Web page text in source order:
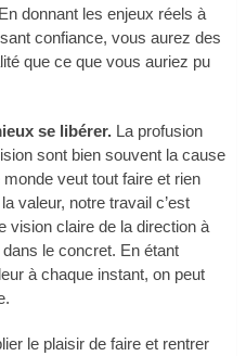
donnant les enjeux réels à
confiance, vous aurez des
que ce que vous auriez pu
se libérer.La profusion
sont bien souvent la cause
veut tout faire et rien
valeur, notre travail c’est
vision claire de la direction à
le concret. En étant
à chaque instant, on peut
le plaisir de faire et rentrer